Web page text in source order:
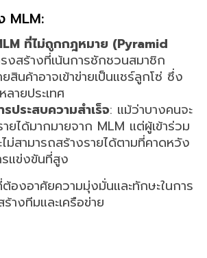
MLM:
ที่ไม่ถูกกฎหมาย (Pyramid
งสร้างที่เน้นการชักชวนสมาชิก
สินค้าอาจเข้าข่ายเป็นแชร์ลูกโซ่ ซึ่ง
ายประเทศ
ประสบความสำเร็จ: แม้ว่าบางคนจะ
ยได้มากมายจาก MLM แต่ผู้เข้าร่วม
ม่สามารถสร้างรายได้ตามที่คาดหวัง
แข่งขันที่สูง
องอาศัยความมุ่งมั่นและทักษะในการ
างทีมและเครือข่าย